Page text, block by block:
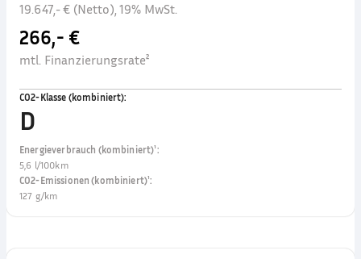
19.647,- € (Netto), 19% MwSt.
266,- €
mtl. Finanzierungsrate²
CO2-Klasse (kombiniert):
D
Energieverbrauch (kombiniert)¹:
5,6 l/100km
CO2-Emissionen (kombiniert)¹:
127 g/km